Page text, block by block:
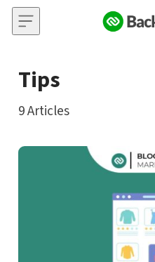
Skip to content
Tips
9Articles